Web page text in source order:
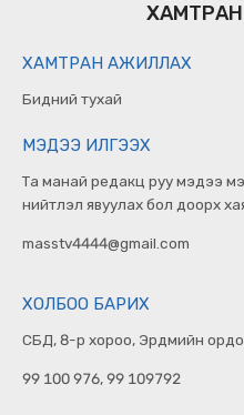
ХАМТРАН АЖИЛЛАХ
Бидний тухай
МЭДЭЭ ИЛГЭЭХ
Та манай редакц руу мэдээ
нийтлэл явуулах бол доорх
masstv4444@gmail.com
ХОЛБОО БАРИХ
СБД, 8-р хороо, Эрдмийн
99 100 976, 99 109792